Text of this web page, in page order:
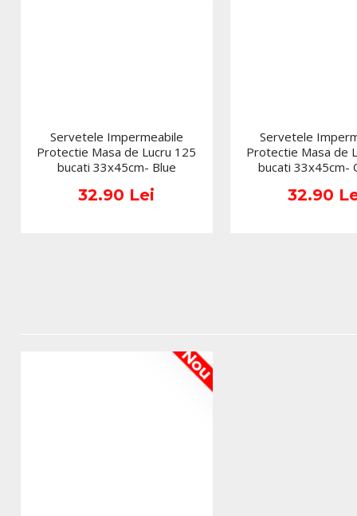
Servetele Impermeabile
Protectie Masa de Lucru 125
bucati 33x45cm- Blue
32.90 Lei
Servetele
Protectie Masa de
bucati 33x45cm-
32.90
Nou